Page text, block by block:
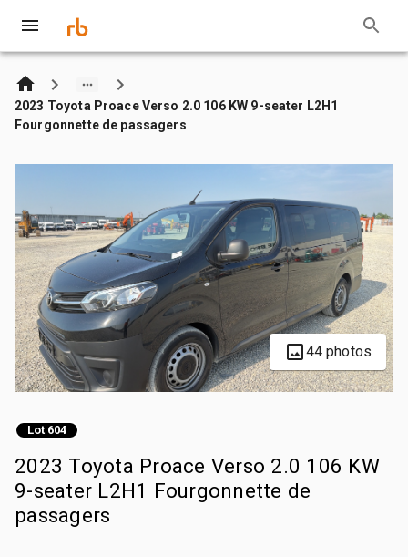
2023 Toyota Proace Verso 2.0 106 KW 9-seater L2H1
Fourgonnette de passagers
44 photos
Lot 604
2023 Toyota Proace Verso 2.0 106 KW
9-seater L2H1 Fourgonnette de
passagers